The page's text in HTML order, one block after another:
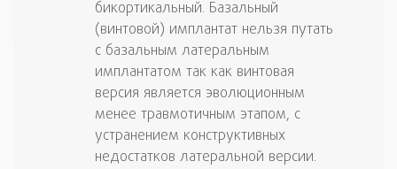
бикортикальный. Базальный
(винтовой) имплантат нельзя путать
с базальным латеральным
имплантатом так как винтовая
версия является эволюционным
менее травмотичным этапом, с
устранением конструктивных
недостатков латеральной версии.